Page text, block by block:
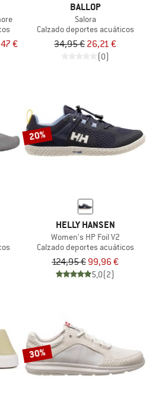
€
BALLOP
Salora
Calzado deportes acuáticos
34,95 € 26,21 €
(0)
20%
HELLY HANSEN
Women's HP Foil V2
Calzado deportes acuáticos
124,95 € 99,96 €
5,0(2)
30%